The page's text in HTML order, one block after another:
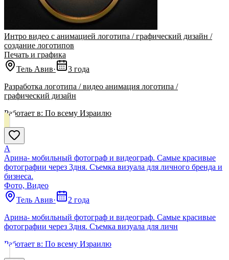
Интро видео с анимацией логотипа / графический дизайн /
создание логотипов
Печать и графика
Тель Авив·
3 года
Разработка логотипа / видео анимация логотипа /
графический дизайн
Работает в: По всему Израилю
А
Арина- мобильный фотограф и видеограф. Самые красивые
фотографии через 3дня. Съемка визуала для личного бренда и
бизнеса.
Фото, Видео
Тель Авив·
2 года
Арина- мобильный фотограф и видеограф. Самые красивые
фотографии через 3дня. Съемка визуала для личн
Работает в: По всему Израилю